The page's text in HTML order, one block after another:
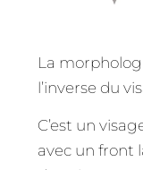
La
l’inverse du
C’est un
avec un front